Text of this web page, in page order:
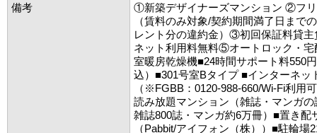
備考
①新築デザイナーズマンション ②フ
（賃料のみ対象/契約期間満了日まで
レント分の違約金）③初回保証料貸
ネット利用料無料⑤オートロック・
室暖房乾燥機■24時間サポート料550
込）■301号室Bタイプ ■インターネッ
（※FGBB：0120-988-660/Wi-Fi利用
読み放題マンション（雑誌・マンガ
雑誌800誌・マンガ約6万冊）■置き配
（Pabbit/アイフォン（株））■駐輪場